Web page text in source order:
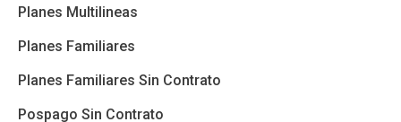
Planes Multilineas
Planes Familiares
Planes Familiares Sin Contrato
Pospago Sin Contrato